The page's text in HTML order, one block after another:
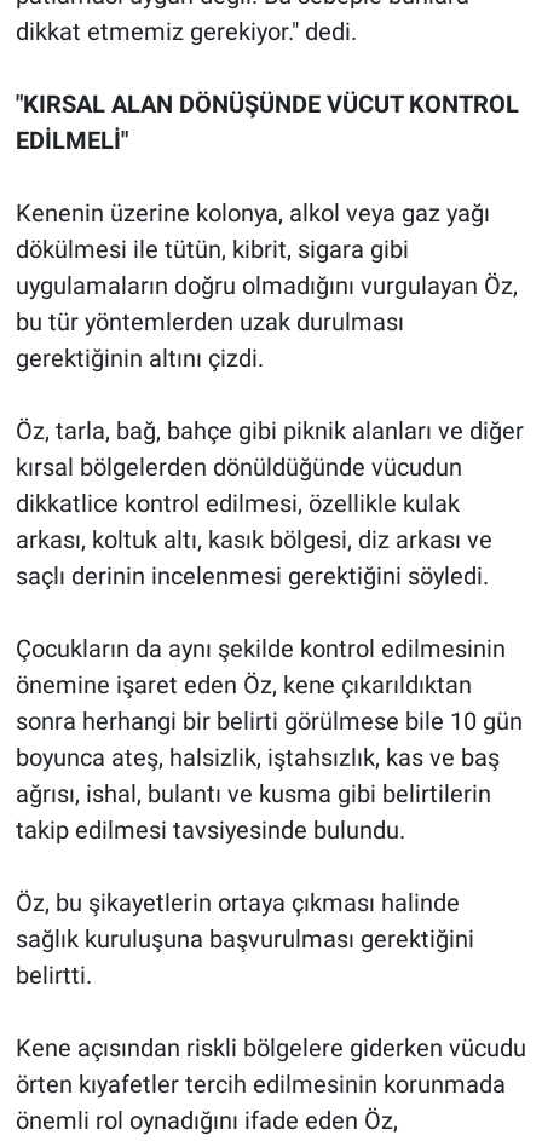
dikkat etmemiz gerekiyor." dedi.
"KIRSAL ALAN DÖNÜŞÜNDE VÜCUT KONTROL
EDİLMELİ"
Kenenin üzerine kolonya, alkol veya gaz yağı
dökülmesi ile tütün, kibrit, sigara gibi
uygulamaların doğru olmadığını vurgulayan Öz,
bu tür yöntemlerden uzak durulması
gerektiğinin altını çizdi.
Öz, tarla, bağ, bahçe gibi piknik alanları ve diğer
kırsal bölgelerden dönüldüğünde vücudun
dikkatlice kontrol edilmesi, özellikle kulak
arkası, koltuk altı, kasık bölgesi, diz arkası ve
saçlı derinin incelenmesi gerektiğini söyledi.
Çocukların da aynı şekilde kontrol edilmesinin
önemine işaret eden Öz, kene çıkarıldıktan
sonra herhangi bir belirti görülmese bile 10 gün
boyunca ateş, halsizlik, iştahsızlık, kas ve baş
ağrısı, ishal, bulantı ve kusma gibi belirtilerin
takip edilmesi tavsiyesinde bulundu.
Öz, bu şikayetlerin ortaya çıkması halinde
sağlık kuruluşuna başvurulması gerektiğini
belirtti.
Kene açısından riskli bölgelere giderken vücudu
örten kıyafetler tercih edilmesinin korunmada
önemli rol oynadığını ifade eden Öz,